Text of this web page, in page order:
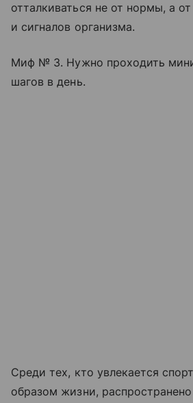
отталкиваться не от нормы, а
и сигналов организма.
Миф № 3. Нужно проходить
шагов в день.
Среди тех, кто увлекается
образом жизни,